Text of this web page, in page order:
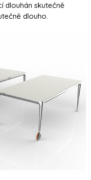
dlouhán skutečně
dlouho.